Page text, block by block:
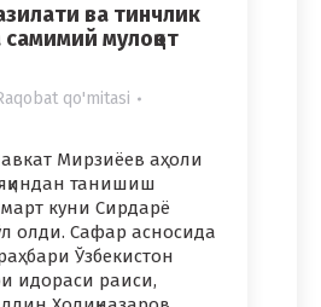
ва тинчлик
самимий мулоқот
qo'mitasi
Мирзиёев аҳоли
танишиш
март куни Сирдарё
олди. Сафар асносида
Ўзбекистон
идораси раиси,